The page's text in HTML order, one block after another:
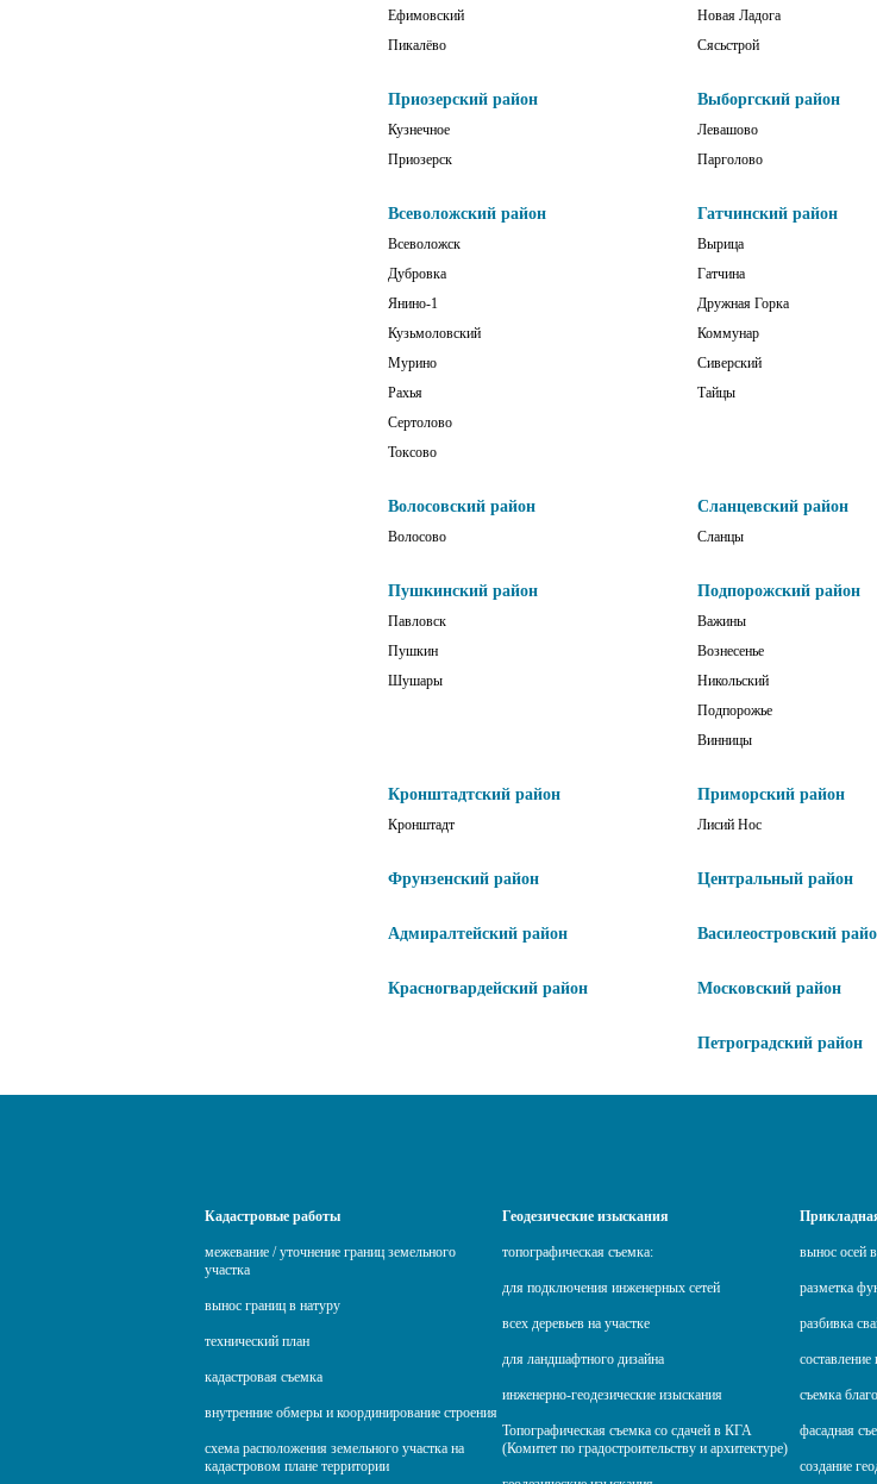
Ефимовский
Пикалёво
Новая Ладога
Сясьстрой
Приозерский район
Кузнечное
Приозерск
Выборгский район
Левашово
Парголово
Всеволожский район
Всеволожск
Дубровка
Янино-1
Кузьмоловский
Мурино
Рахья
Сертолово
Токсово
Гатчинский район
Вырица
Гатчина
Дружная Горка
Коммунар
Сиверский
Тайцы
Волосовский район
Волосово
Сланцевский район
Сланцы
Пушкинский район
Павловск
Пушкин
Шушары
Подпорожский район
Важины
Вознесенье
Никольский
Подпорожье
Винницы
Кронштадтский район
Кронштадт
Приморский район
Лисий Нос
Фрунзенский район Центральный район
Адмиралтейский район Василеостровский
Красногвардейский район Московский район
Петроградский район
Кадастровые работы
межевание / уточнение границ земельного
участка
вынос границ в натуру
технический план
кадастровая съемка
внутренние обмеры и координирование строения
схема расположения земельного участка на
кадастровом плане территории
Геодезические изыскания
топографическая съемка:
для подключения инженерных сетей
всех деревьев на участке
для ландшафтного дизайна
инженерно-геодезические изыскания
Топографическая съемка со сдачей в КГА
(Комитет по градостроительству и архитектуре)
вынос осей
разметка
разбивка
съемка
фасадная
создание